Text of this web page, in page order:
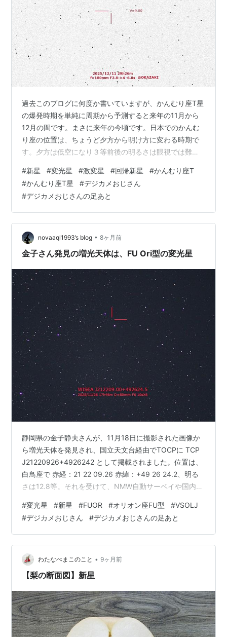
過去このブログに何度か書いていますが、かんむり座T星
の爆発時期を単純に周期から予測すると来年の11月から
12月の間です。まさに来年の今頃です。日本でのかんむ
り座の位置は、ちょうど夕方から明け方に変わる時期で
す。夕方は低空になり３等前後の明るさは眼視では難し
の人には不向きな対象になってしまいます。爆発して明
るくなっても一番観望が難しい時期になりこの時期は避
けてほしいものです。前兆として、爆発前に一時的に暗
くなる、pre-eruption dip という現象があります。予兆
とするにはエビデンスが乏しい気がしています。しか
し、来年の春に、Bバンドより…
#新星 #変光星 #激変星 #回帰新星 #かんむり座T
#かんむり座T星 #デジカメおじさん
#デジカメおじさんの足あと
novaaql1993’s blog • 8ヶ月前
金子さん発見の増光天体は、FU Ori型の変光星
静岡県の金子静夫さんが、11月18日に撮影された画像か
ら増光天体を発見され、国立天文台経由でTOCPに TCP
J21220926+4926242 として掲載されました。位置は、
白鳥座で 赤経：21 22 09.26 赤緯：+49 26 24.2、明る
さは12.8等。それを受けて、NMW自動サーベイや国内で
の天体の名称が WISEA J212209.00+492624.5 (=TCP
J21220926+4926242 )となっていて、タイプは、
「EXOR:」でした。コロンがついているので確定ではあ
りませんが、同定された天体は、NEOWISE…
#変光星 #新星 #FUOR #オリオン座FU型 #VSOLJ
#デジカメおじさん #デジカメおじさんの足あと
わたなべまこのこと • 9ヶ月前
【梨の断面図】新星